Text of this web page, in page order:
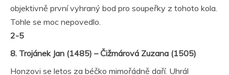
objektivně první vyhraný bod pro soupeřky z tohoto kola.
Tohle se moc nepovedlo.
2-5
8. Trojánek Jan (1485) – Čižmárová Zuzana (1505)
Honzovi se letos za béčko mimořádně daří. Uhrál